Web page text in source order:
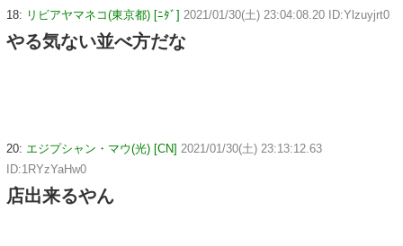
18: リビアヤマネコ(東京都) [ﾆﾀﾞ] 2021/01/30(土) 23:04:08.20 ID:Ylzuyjrt0
やる気ない並べ方だな
20: エジプシャン・マウ(光) [CN] 2021/01/30(土) 23:13:12.63
ID:1RYzYaHw0
店出来るやん